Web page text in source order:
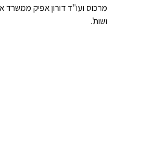
מרכוס ועו"ד דורון אפיק ממשרד
ושות'.